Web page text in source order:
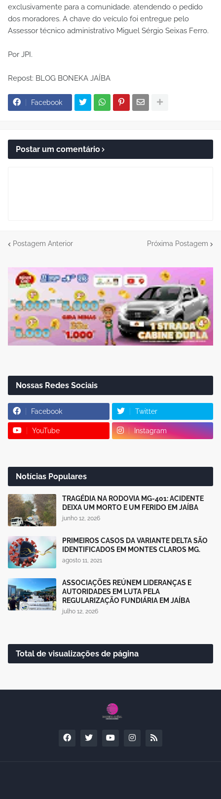
exclusivamente para a comunidade. atendendo o pedido
dos moradores. A chave do veículo foi entregue pelo
Assessor técnico administrativo Miguel Sérgio Seixas Ferro.
Por JPI.
Repost: BLOG BONEKA JAÍBA
Facebook
Postar um comentário
Postagem Anterior Próxima Postagem
Nossas Redes Sociais
Facebook Twitter
YouTube Instagram
Notícias Populares
TRAGÉDIA NA RODOVIA MG-401: ACIDENTE
DEIXA UM MORTO E UM FERIDO EM JAÍBA
junho 12, 2026
PRIMEIROS CASOS DA VARIANTE DELTA SÃO
IDENTIFICADOS EM MONTES CLAROS MG.
agosto 11, 2021
ASSOCIAÇÕES REÚNEM LIDERANÇAS E
AUTORIDADES EM LUTA PELA
REGULARIZAÇÃO FUNDIÁRIA EM JAÍBA
julho 12, 2026
Total de visualizações de página